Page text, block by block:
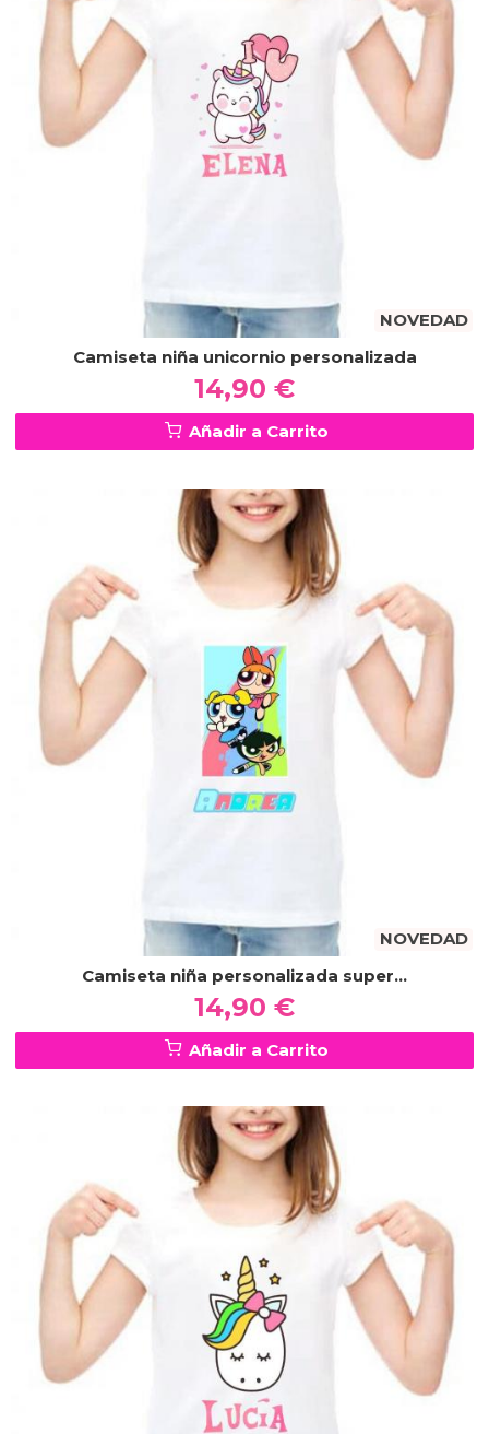
NOVEDAD
Camiseta niña unicornio personalizada
14,90 €
Añadir a Carrito
NOVEDAD
Camiseta niña personalizada super...
14,90 €
Añadir a Carrito